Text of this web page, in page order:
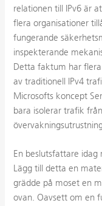
relationen till IPv6 är
flera organisationer
fungerande
inspekterande
Detta faktum har
av traditionell IPv4
Microsofts koncept
bara isolerar trafik
En beslutsfattare
Lägg till detta en
grädde på moset en
ovan. Oavsett om en